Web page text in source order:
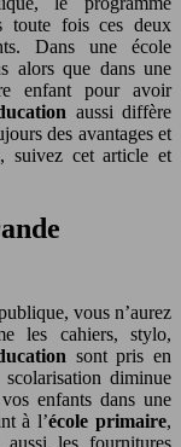
toute fois ces deux
Dans une école
alors que dans une
enfant pour avoir
aussi diffère
des avantages et
suivez cet article et
vous n’aurez
les cahiers, stylo,
sont pris en
diminue
enfants dans une
à l’école primaire,
les fournitures